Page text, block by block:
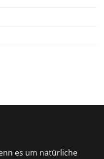
es um natürliche